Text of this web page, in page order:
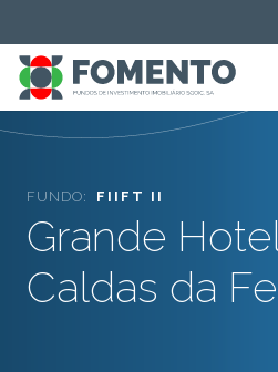
FUNDO: FIIFT II
Grande
Caldas da